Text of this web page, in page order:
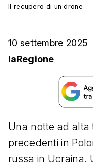
Il recupero di un drone
10 settembre 2025
laRegione
Una notte ad alta
precedenti in
russa in Ucraina.